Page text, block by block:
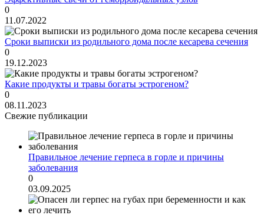
0
11.07.2022
Сроки выписки из родильного дома после кесарева сечения
0
19.12.2023
Какие продукты и травы богаты эстрогеном?
0
08.11.2023
Свежие публикации
Правильное лечение герпеса в горле и причины
заболевания
0
03.09.2025